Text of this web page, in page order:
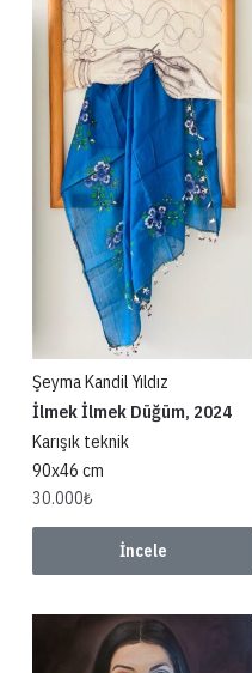
aynı zamanda modern dünyanın
zaman figüratif gerçekçiliğe
kavramsal bir yaklaşım sergiliyor.
düşünme alanı sunuyor. Bireyin
çatışmasını ve geçmişin bellekte
Şeyma Kandil Yıldız
İlmek İlmek Düğüm, 2024
Karışık teknik
90x46 cm
30.000₺
İncele